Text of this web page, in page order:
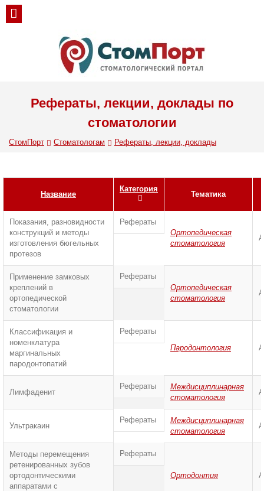
Рефераты, лекции, доклады по
стоматологии
СтомПорт Стоматологам Рефераты, лекции, доклады
Название
Категория
Тематика
Показания, разновидности
конструкций и методы
изготовления бюгельных
протезов
Рефераты
Ортопедическая
стоматология
Применение замковых
креплений в
ортопедической
стоматологии
Рефераты
Ортопедическая
стоматология
Классификация и
номенклатура
маргинальных
пародонтопатий
Рефераты
Пародонтология
Лимфаденит
Рефераты
Междисциплинарная
стоматология
Ультракаин
Рефераты
Междисциплинарная
стоматология
Методы перемещения
ретенированных зубов
ортодонтическими
аппаратами с
Рефераты
Ортодонтия